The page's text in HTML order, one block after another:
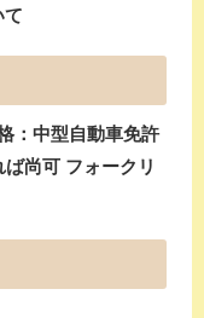
：中型自動車免許
尚可 フォークリ